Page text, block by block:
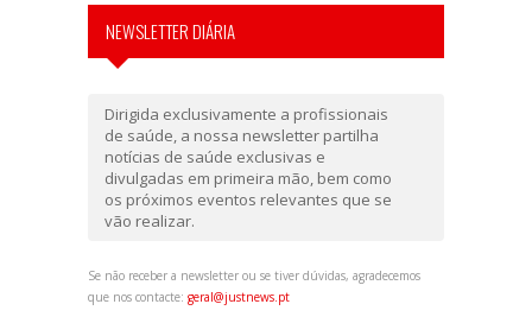
NEWSLETTER DIÁRIA
Dirigida exclusivamente a profissionais
de saúde, a nossa newsletter partilha
notícias de saúde exclusivas e
divulgadas em primeira mão, bem como
os próximos eventos relevantes que se
vão realizar.
Se não receber a newsletter ou se tiver dúvidas, agradecemos
que nos contacte: geral@justnews.pt